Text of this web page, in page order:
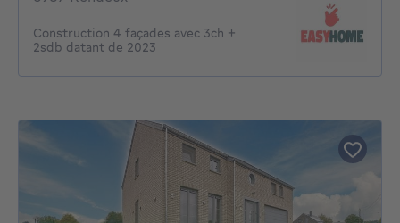
Construction 4 façades avec 3ch +
2sdb datant de 2023